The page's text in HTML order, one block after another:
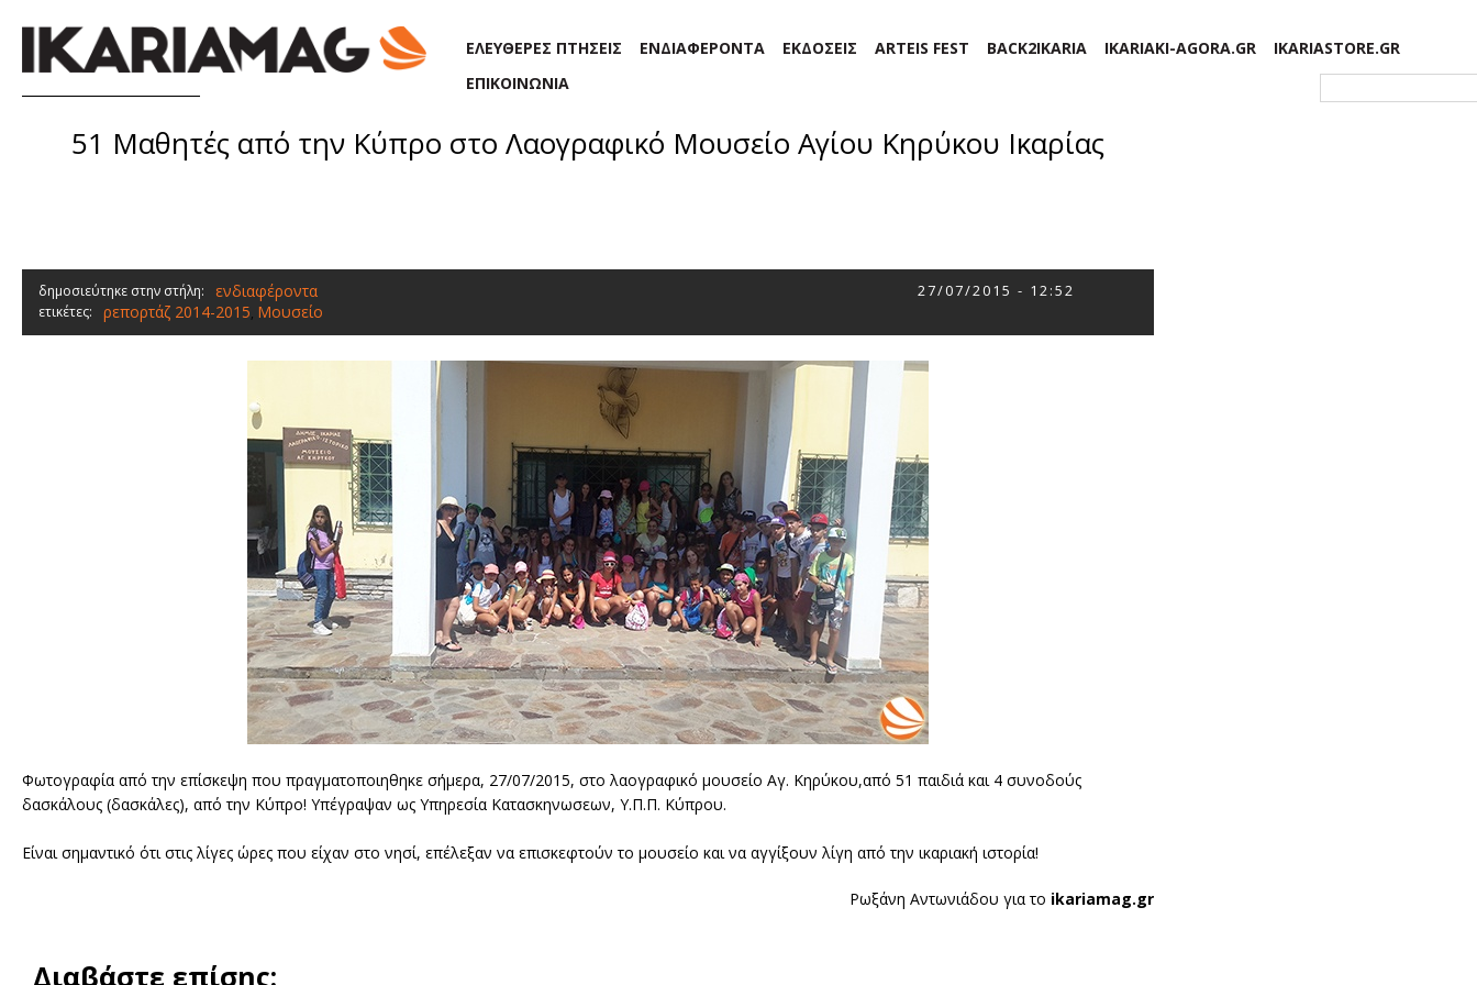
ΕΛΕΥΘΕΡΕΣ ΠΤΗΣΕΙΣ ΕΝΔΙΑΦΕΡΟΝΤΑ ΕΚΔΟΣΕΙΣ ARTEIS FEST BACK2IKARIA IKARIAKI-AGORA.GR
IKARIASTORE.GR
ΕΠΙΚΟΙΝΩΝΙΑ
51 Μαθητές από την Κύπρο στο Λαογραφικό Μουσείο Αγίου Κηρύκου Ικαρίας
δημοσιεύτηκε στην στήλη: ενδιαφέροντα 27/07/2015 - 12:52
ετικέτες: ρεπορτάζ 2014-2015, Μουσείο
Φωτογραφία από την επίσκεψη που πραγματοποιηθηκε σήμερα, 27/07/2015, στο λαογραφικό μουσείο Αγ. Κηρύκου,από 51 παιδιά και 4 συνοδούς
δασκάλους (δασκάλες), από την Κύπρο! Υπέγραψαν ως Υπηρεσία Κατασκηνωσεων, Υ.Π.Π. Κύπρου.
Είναι σημαντικό ότι στις λίγες ώρες που είχαν στο νησί, επέλεξαν να επισκεφτούν το μουσείο και να αγγίξουν λίγη από την ικαριακή ιστορία!
Ρωξάνη Αντωνιάδου για το ikariamag.gr
Διαβάστε επίσης: